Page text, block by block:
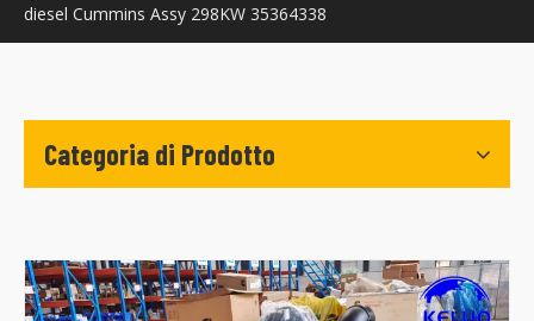
diesel Cummins Assy 298KW 35364338
Categoria di Prodotto